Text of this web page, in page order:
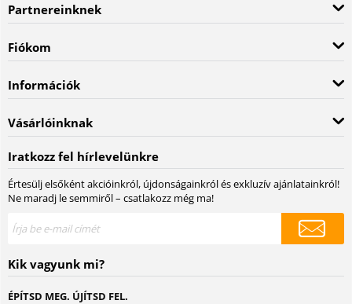
Partnereinknek
Fiókom
Információk
Vásárlóinknak
Iratkozz fel hírlevelünkre
Értesülj elsőként akcióinkról, újdonságainkról és exkluzív ajánlatainkról!
Ne maradj le semmiről – csatlakozz még ma!
Kik vagyunk mi?
ÉPÍTSD MEG. ÚJÍTSD FEL.